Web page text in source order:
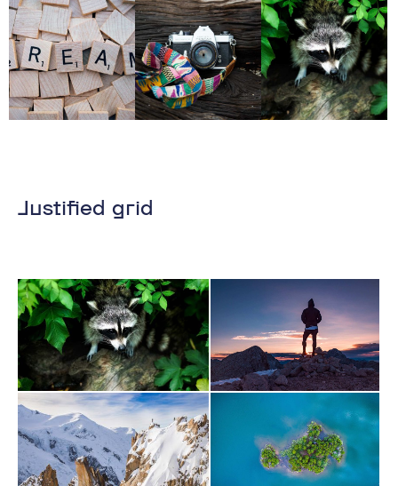
Justified grid